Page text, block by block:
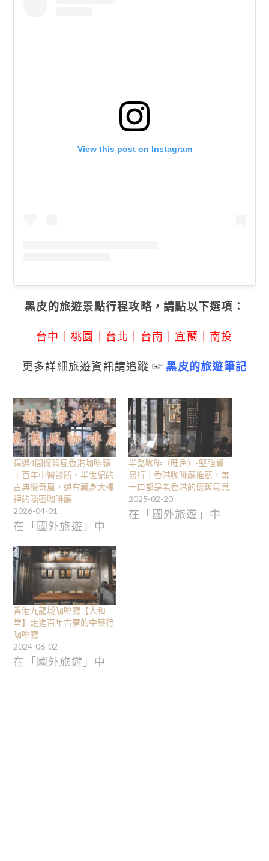
View this post on Instagram
黑皮的旅遊景點行程攻略，請點以下選項：
台中 ｜桃園 台北 台南 宜蘭 南投
更多詳細旅遊資訊請追蹤 ☞ 黑皮的旅遊筆記
精選4間懷舊風香港咖啡廳
｜百年中醫診所、半世紀的
古典獵奇風，還有藏身大樓
裡的隱密咖啡廳
2026-04-01
在「國外旅遊」中
半路咖啡（旺角）-堅強貿
易行｜香港咖啡廳推薦，每
一口都是老香港的懷舊氣息
2025-02-20
在「國外旅遊」中
香港九龍城咖啡廳【大和
堂】走進百年古厝的中藥行
咖啡廳
2024-06-02
在「國外旅遊」中